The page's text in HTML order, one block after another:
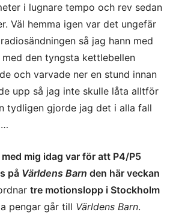
i lugnare tempo och rev sedan
Väl hemma igen var det ungefär
så jag hann med
den tyngsta kettlebellen
och varvade ner en stund innan
upp så jag inte skulle låta alltför
tydligen gjorde jag det i alla fall
mig idag var för att P4/P5
på Världens Barn den här veckan
tre motionslopp i Stockholm
pengar går till Världens Barn.